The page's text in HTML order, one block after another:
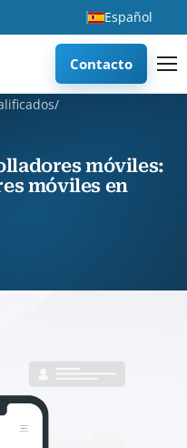
Español
Contacto
/
móviles:
móviles en